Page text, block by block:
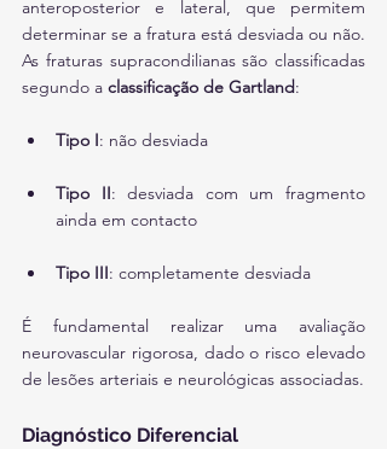
anteroposterior e lateral, que permitem
determinar se a fratura está desviada ou não.
As fraturas supracondilianas são classificadas
segundo a classificação de Gartland:
Tipo I: não desviada
Tipo II: desviada com um fragmento
ainda em contacto
Tipo III: completamente desviada
É fundamental realizar uma avaliação
neurovascular rigorosa, dado o risco elevado
de lesões arteriais e neurológicas associadas.
Diagnóstico Diferencial